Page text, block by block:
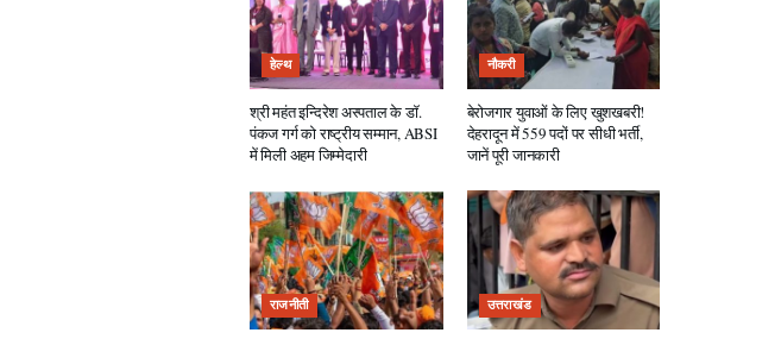
हेल्थ
श्री महंत इन्दिरेश अस्पताल के डॉ.
पंकज गर्ग को राष्ट्रीय सम्मान, ABSI
में मिली अहम जिम्मेदारी
नौकरी
बेरोजगार युवाओं के लिए खुशखबरी!
देहरादून में 559 पदों पर सीधी भर्ती,
जानें पूरी जानकारी
राजनीती उत्तराखंड